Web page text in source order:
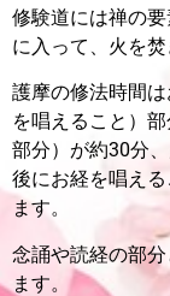
修験道には禅の
に入って、火を焚
護摩の修法時間は
を唱えること）
部分）が約30分
後にお経を唱え
ます。
念誦や読経の部
ます。